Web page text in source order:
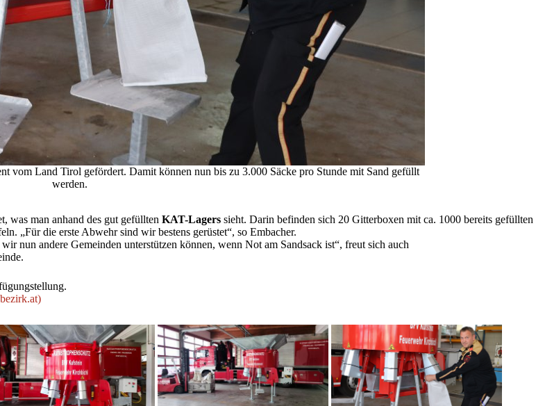
vom Land Tirol gefördert. Damit können nun bis zu 3.000 Säcke pro Stunde mit Sand gefüllt
werden.
was man anhand des gut gefüllten KAT-Lagers sieht. Darin befinden sich 20 Gitterboxen mit ca. 1000 bereits gefüllten
„Für die erste Abwehr sind wir bestens gerüstet“, so Embacher.
nun andere Gemeinden unterstützen können, wenn Not am Sandsack ist“, freut sich auch